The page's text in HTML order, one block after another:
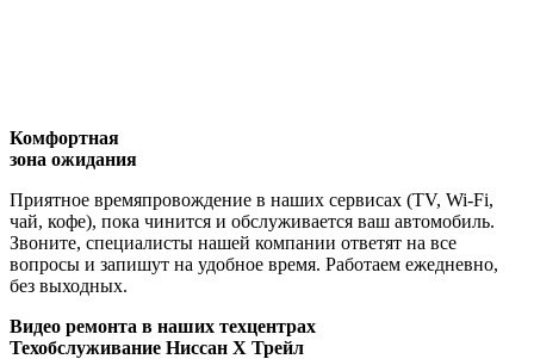
Комфортная
зона ожидания
Приятное времяпровождение в наших сервисах (TV, Wi-Fi,
чай, кофе), пока чинится и обслуживается ваш автомобиль.
Звоните, специалисты нашей компании ответят на все
вопросы и запишут на удобное время. Работаем ежедневно,
без выходных.
Видео ремонта в наших техцентрах
Техобслуживание Ниссан Х Трейл